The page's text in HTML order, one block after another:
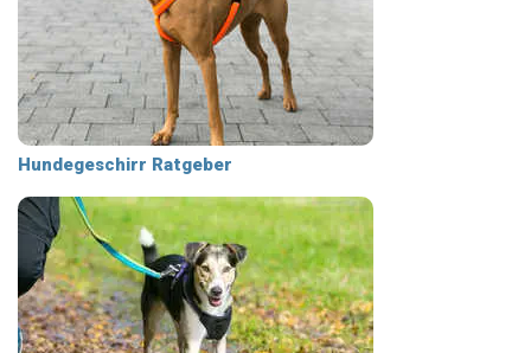
Hundegeschirr Ratgeber